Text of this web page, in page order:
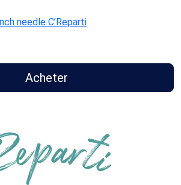
needle C’Reparti
Acheter